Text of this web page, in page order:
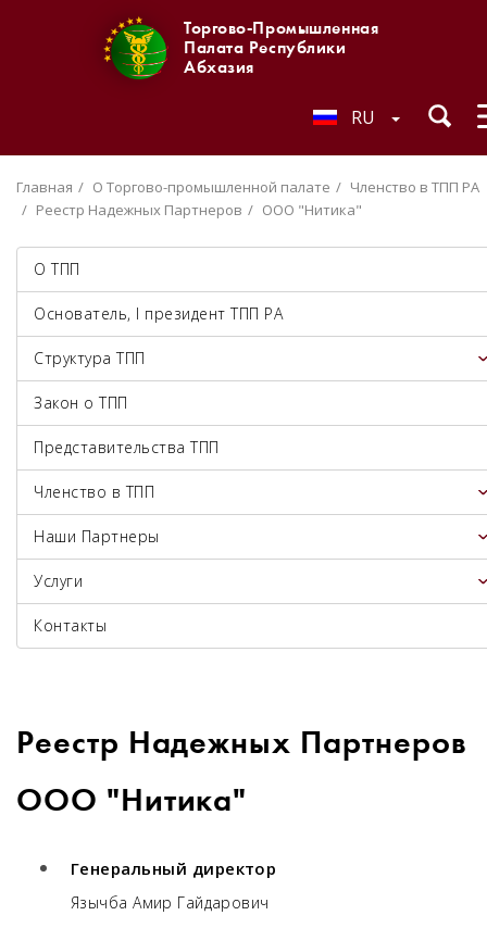
Торгово-Промышленная
Палата Республики
Абхазия
RU
Главная О Торгово-промышленной палате
Членство в ТПП РА
Реестр Надежных Партнеров
ООО "Нитика"
О ТПП
Основатель, I президент ТПП РА
Структура ТПП
Закон о ТПП
Представительства ТПП
Членство в ТПП
Наши Партнеры
Услуги
Контакты
Реестр Надежных Партнеров
ООО "Нитика"
Генеральный директор
Язычба Амир Гайдарович